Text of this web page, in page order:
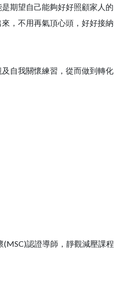
期望自己能夠好好照顧家人的
，不用再氣頂心頭，好好接納
自我關懷練習，從而做到轉化
認證導師，靜觀減壓課程